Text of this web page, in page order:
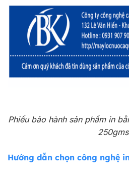
Phiếu bảo hành sản phẩm in
250gms
Hướng dẫn chọn công nghệ